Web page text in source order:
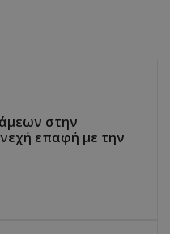
στην
επαφή με την